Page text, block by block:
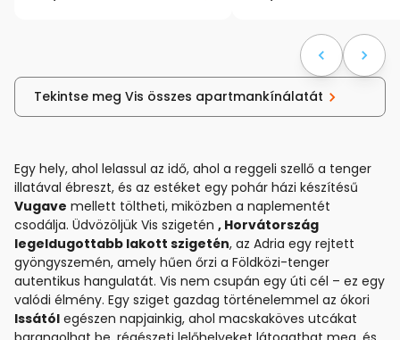
Tekintse meg Vis összes apartmankínálatát
Egy hely, ahol lelassul az idő, ahol a reggeli szellő a tenger
illatával ébreszt, és az estéket egy pohár házi készítésű
Vugave mellett töltheti, miközben a naplementét
csodálja. Üdvözöljük Vis szigetén , Horvátország
legeldugottabb lakott szigetén, az Adria egy rejtett
gyöngyszemén, amely hűen őrzi a Földközi-tenger
autentikus hangulatát. Vis nem csupán egy úti cél – ez egy
valódi élmény. Egy sziget gazdag történelemmel az ókori
Issától egészen napjainkig, ahol macskaköves utcákat